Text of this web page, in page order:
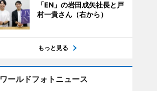
「EN」の岩田成矢社長と戸
村一貴さん（右から）
もっと見る
ワールドフォトニュース